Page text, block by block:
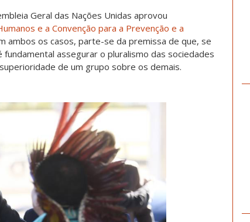
Geral das Nações Unidas aprovou
e a Convenção para a Prevenção e a
ambos os casos, parte-se da premissa de que, se
assegurar o pluralismo das sociedades
de um grupo sobre os demais.